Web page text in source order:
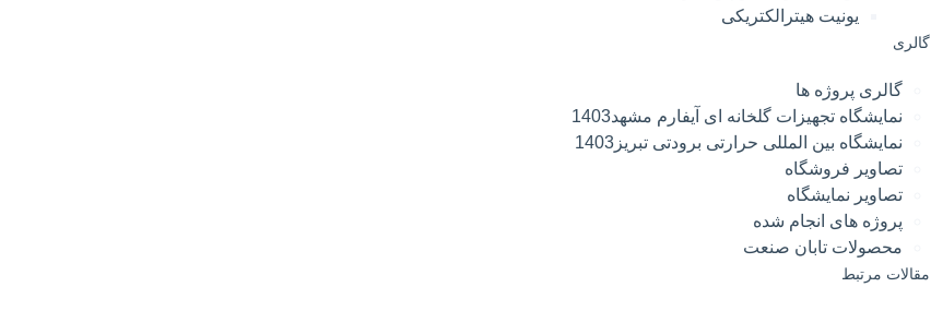
یونیت هیترالکتریکی
گالری
گالری پروژه ها
نمایشگاه تجهیزات گلخانه ای آیفارم مشهد1403
نمایشگاه بین المللی حرارتی برودتی تبریز1403
تصاویر فروشگاه
تصاویر نمایشگاه
پروژه های انجام شده
محصولات تابان صنعت
مقالات مرتبط